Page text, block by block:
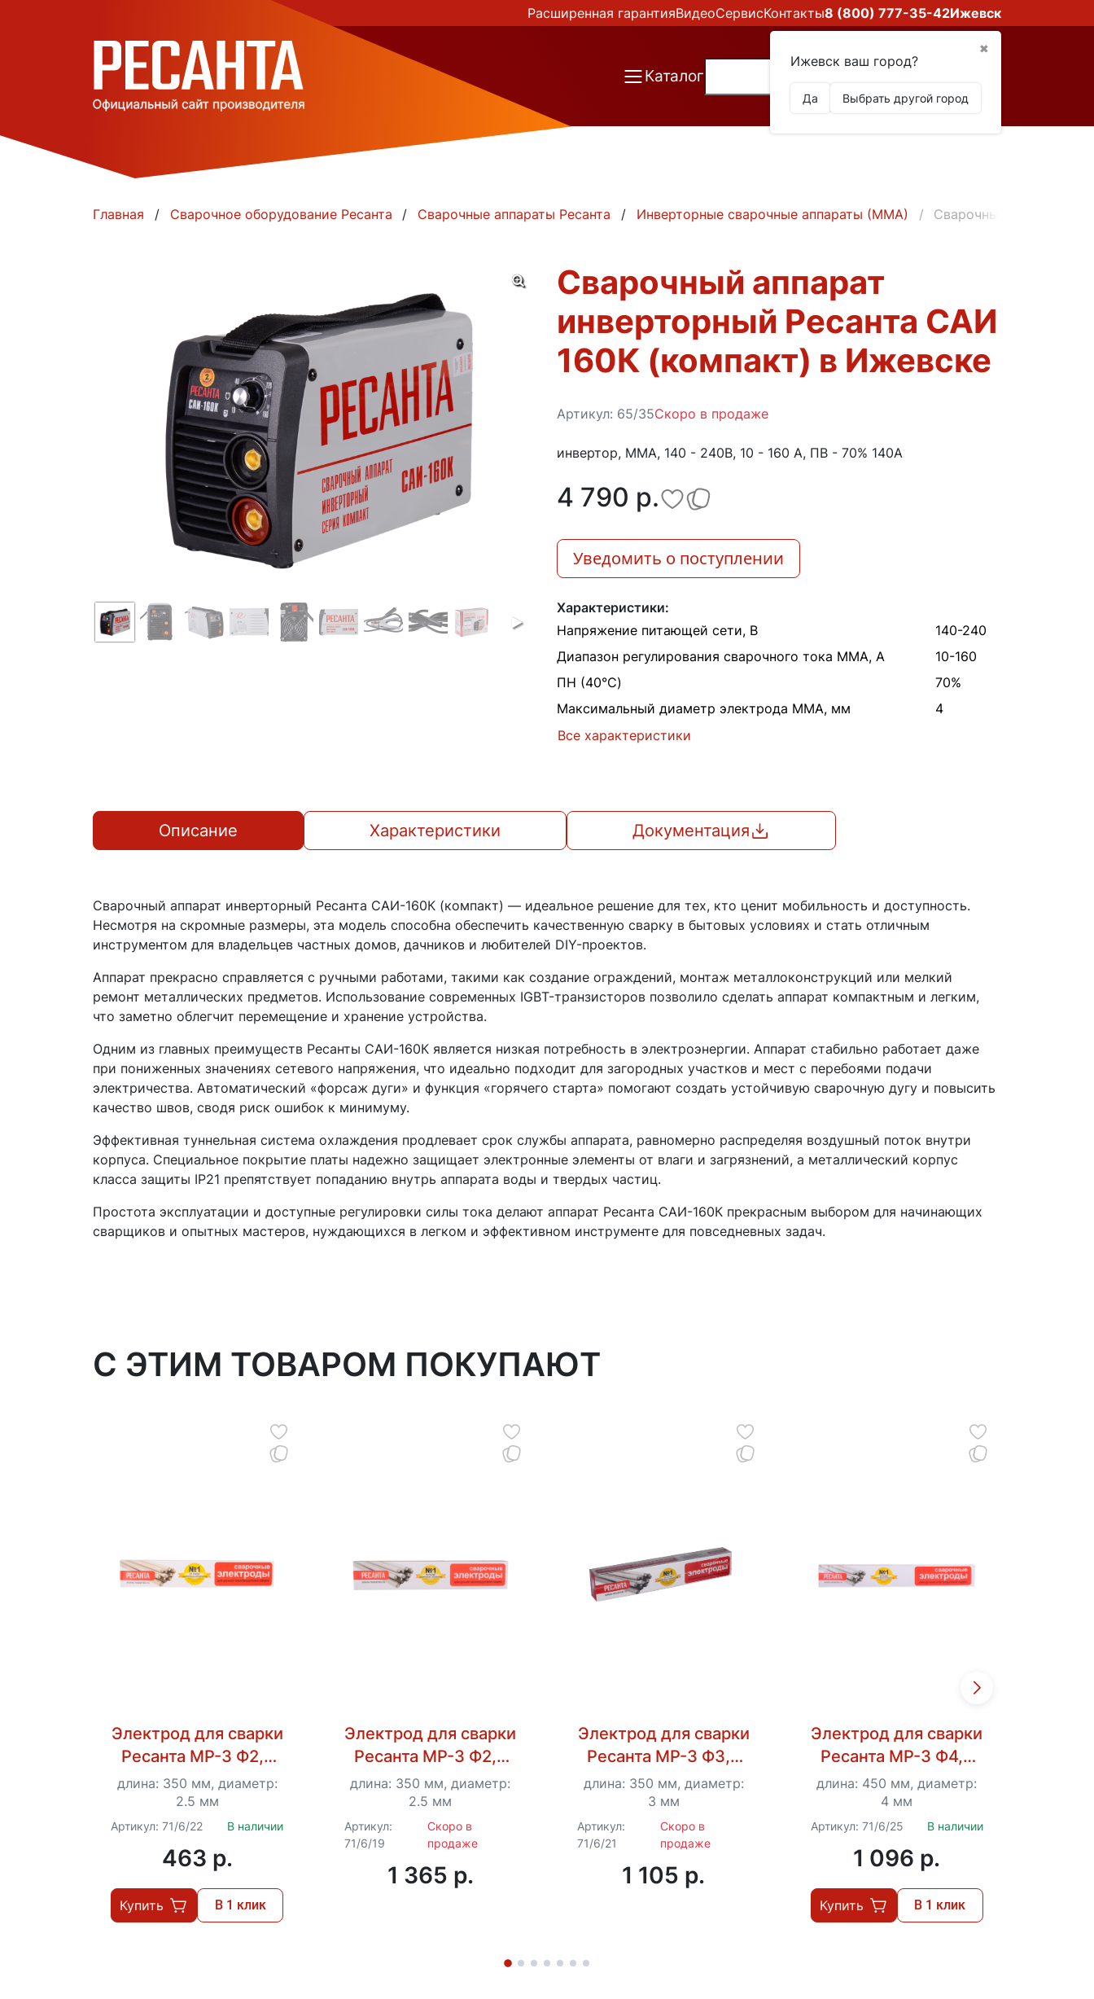
Расширенная гарантияВидеоСервисКонтакты8 (800) 777-35-42Ижевск
✖
Ижевск ваш город?
Да Выбрать другой город
Каталог
Главная Сварочное оборудование Ресанта Сварочные аппараты Ресанта Инверторные сварочные аппараты (ММА) Сварочный аппарат
Сварочный аппарат
инверторный Ресанта САИ
160К (компакт) в Ижевске
Артикул: 65/35Скоро в продаже
инвертор, MMA, 140 - 240В, 10 - 160 А, ПВ - 70% 140А
4 790 p.
Уведомить о поступлении
Характеристики:
Напряжение питающей сети, В
140-240
Диапазон регулирования сварочного тока MMA, А
10-160
ПН (40°C)
70%
Максимальный диаметр электрода MMA, мм
4
Все характеристики
Описание Характеристики Документация
Сварочный аппарат инверторный Ресанта САИ-160К (компакт) — идеальное решение для тех, кто ценит мобильность и доступность.
Несмотря на скромные размеры, эта модель способна обеспечить качественную сварку в бытовых условиях и стать отличным
инструментом для владельцев частных домов, дачников и любителей DIY-проектов.
Аппарат прекрасно справляется с ручными работами, такими как создание ограждений, монтаж металлоконструкций или мелкий
ремонт металлических предметов. Использование современных IGBT-транзисторов позволило сделать аппарат компактным и легким,
что заметно облегчит перемещение и хранение устройства.
Одним из главных преимуществ Ресанты САИ-160К является низкая потребность в электроэнергии. Аппарат стабильно работает даже
при пониженных значениях сетевого напряжения, что идеально подходит для загородных участков и мест с перебоями подачи
электричества. Автоматический «форсаж дуги» и функция «горячего старта» помогают создать устойчивую сварочную дугу и повысить
качество швов, сводя риск ошибок к минимуму.
Эффективная туннельная система охлаждения продлевает срок службы аппарата, равномерно распределяя воздушный поток внутри
корпуса. Специальное покрытие платы надежно защищает электронные элементы от влаги и загрязнений, а металлический корпус
класса защиты IP21 препятствует попаданию внутрь аппарата воды и твердых частиц.
Простота эксплуатации и доступные регулировки силы тока делают аппарат Ресанта САИ-160К прекрасным выбором для начинающих
сварщиков и опытных мастеров, нуждающихся в легком и эффективном инструменте для повседневных задач.
C ЭТИМ ТОВАРОМ ПОКУПАЮТ
Электрод для сварки
Ресанта МР-3 Ф2,5
Пачка 1 кг
длина: 350 мм, диаметр:
2.5 мм
Артикул: 71/6/22 В наличии
463 p.
Купить В 1 клик
Электрод для сварки
Ресанта МР-3 Ф2,5
Пачка 3 кг
длина: 350 мм, диаметр:
2.5 мм
Артикул:
71/6/19
Скоро в
продаже
1 365 p.
Электрод для сварки
Ресанта МР-3 Ф3,0
Пачка 3 кг
длина: 350 мм, диаметр:
3 мм
Артикул:
71/6/21
Скоро в
продаже
1 105 p.
Электрод для сварки
Ресанта МР-3 Ф4,0
Пачка 3 кг
длина: 450 мм, диаметр:
4 мм
Артикул: 71/6/25 В наличии
1 096 p.
Купить В 1 клик